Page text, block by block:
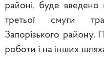
районі, буде
третьої смуги
Запорізького району.
роботи і на інших